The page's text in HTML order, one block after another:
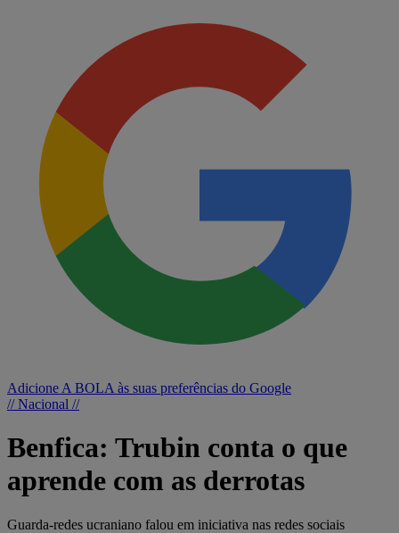
Adicione A BOLA às suas preferências do Google
// Nacional //
Benfica: Trubin conta o que
aprende com as derrotas
Guarda-redes ucraniano falou em iniciativa nas redes sociais